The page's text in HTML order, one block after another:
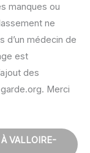
manques ou
ne
d’un médecin de
est
des
Merci
VALLOIRE-